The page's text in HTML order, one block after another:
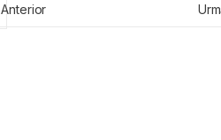
Anterior